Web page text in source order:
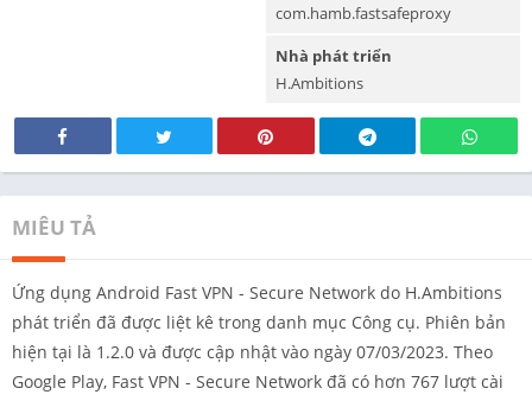
com.hamb.fastsafeproxy
Nhà phát triển
H.Ambitions
MIÊU TẢ
Ứng dụng Android Fast VPN - Secure Network do H.Ambitions
phát triển đã được liệt kê trong danh mục Công cụ. Phiên bản
hiện tại là 1.2.0 và được cập nhật vào ngày 07/03/2023. Theo
Google Play, Fast VPN - Secure Network đã có hơn 767 lượt cài